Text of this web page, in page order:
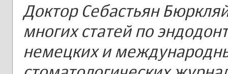
Доктор Себастьян
многих статей по
немецких и